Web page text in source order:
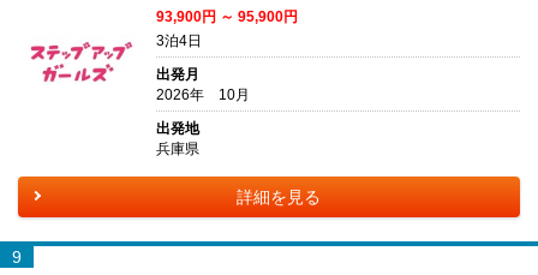
93,900円 ～ 95,900円
3泊4日
出発月
2026年 10月
出発地
兵庫県
詳細を見る
9